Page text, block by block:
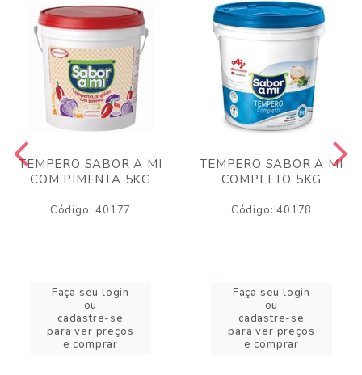
TEMPERO SABOR A MI
COM PIMENTA 5KG
Código: 40177
Faça seu login
ou
cadastre-se
para ver preços
e comprar
TEMPERO SABOR A MI
COMPLETO 5KG
Código: 40178
Faça seu login
ou
cadastre-se
para ver preços
e comprar